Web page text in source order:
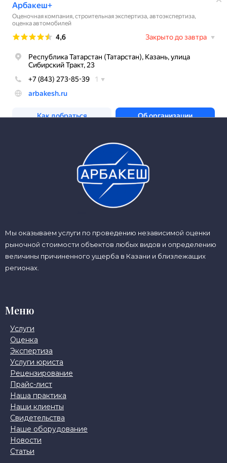
Мы оказываем услуги по проведению независимой оценки
рыночной стоимости объектов любых видов и определению
величины причиненного ущерба в Казани и близлежащих
регионах.
Меню
Услуги
Оценка
Экспертиза
Услуги юриста
Рецензирование
Прайс-лист
Наша практика
Наши клиенты
Свидетельства
Наше оборудование
Новости
Статьи